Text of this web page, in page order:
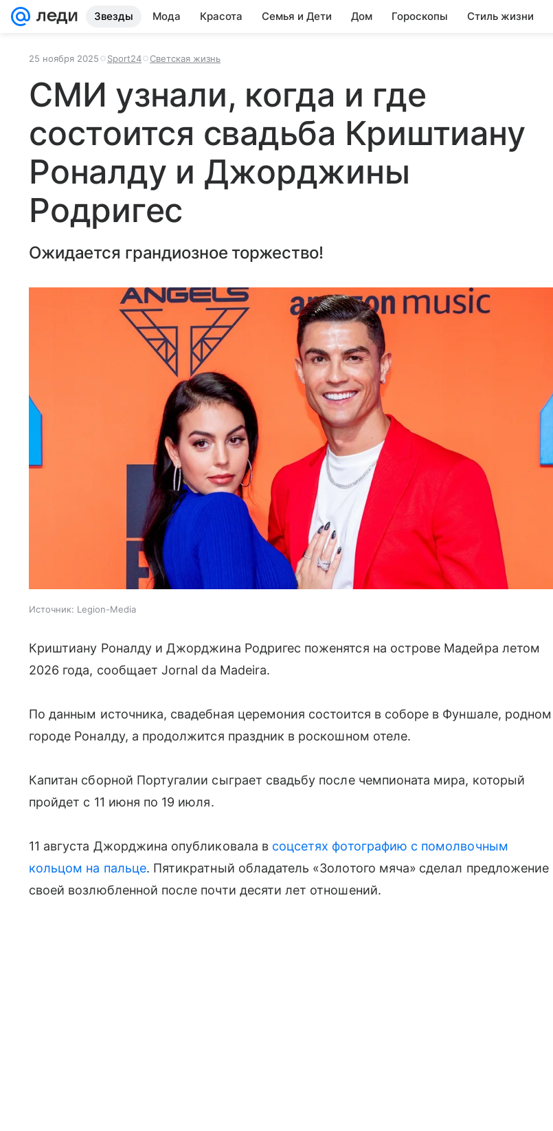
Звезды Мода Красота Семья и Дети Дом Гороскопы Стиль жизни
25 ноября 2025 Sport24 Светская жизнь
СМИ узнали, когда и где
состоится свадьба Криштиану
Роналду и Джорджины
Родригес
Ожидается грандиозное торжество!
Источник: Legion-Media
Криштиану Роналду и Джорджина Родригес поженятся на острове Мадейра летом
2026 года, сообщает Jornal da Madeira.
По данным источника, свадебная церемония состоится в соборе в Фуншале, родном
городе Роналду, а продолжится праздник в роскошном отеле.
Капитан сборной Португалии сыграет свадьбу после чемпионата мира, который
пройдет с 11 июня по 19 июля.
11 августа Джорджина опубликовала в соцсетях фотографию с помолвочным
кольцом на пальце. Пятикратный обладатель «Золотого мяча» сделал предложение
своей возлюбленной после почти десяти лет отношений.